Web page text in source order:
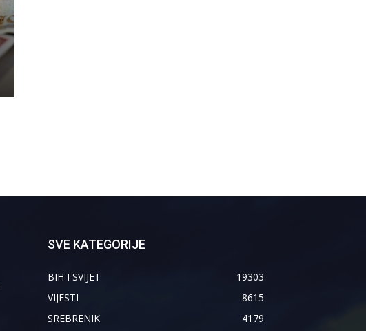
SVE KATEGORIJE
BIH I SVIJET
19303
VIJESTI
8615
SREBRENIK
4179